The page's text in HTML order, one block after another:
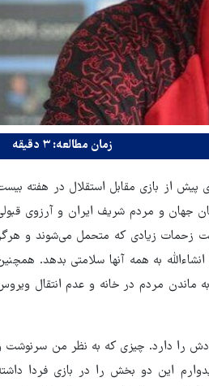
زمان مطالعه: ۳ دقیقه
از بازی مقابل استقلال در هفته
جهان و مردم شریف ایران و آرزوی
زحمات زیادی که متحمل می‌شوند و
به همه آنها سلامتی بدهد.
ماندن مردم در خانه و عدم انتقال
را دارد. چیزی که به نظر من سرنوشت
این دو بخش را در بازی فردا